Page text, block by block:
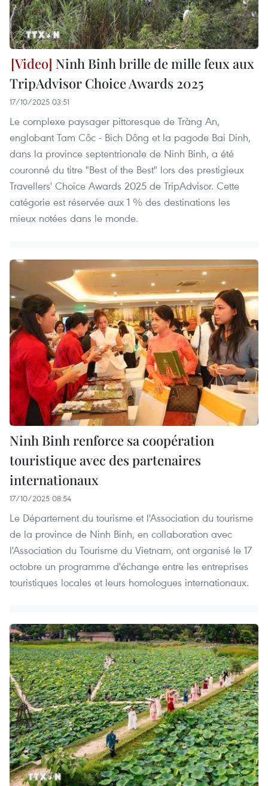
Ninh Binh brille de mille feux aux
TripAdvisor Choice Awards 2025
17/10/2025 03:51
Le complexe paysager pittoresque de Tràng An,
englobant Tam Côc - Bich Dông et la pagode Bai Dinh,
dans la province septentrionale de Ninh Binh, a été
couronné du titre "Best of the Best" lors des prestigieux
Travellers' Choice Awards 2025 de TripAdvisor. Cette
catégorie est réservée aux 1 % des destinations les
mieux notées dans le monde.
Ninh Binh renforce sa coopération
touristique avec des partenaires
internationaux
17/10/2025 08:54
Le Département du tourisme et l'Association du tourisme
de la province de Ninh Binh, en collaboration avec
l'Association du Tourisme du Vietnam, ont organisé le 17
octobre un programme d'échange entre les entreprises
touristiques locales et leurs homologues internationaux.